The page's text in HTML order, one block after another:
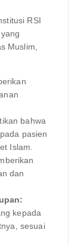
RSI
Muslim,
bahwa
pasien
Islam.
dan
kepada
sesuai